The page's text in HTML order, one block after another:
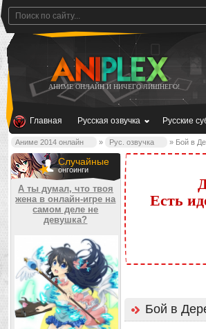
АНИМЕ ОНЛАЙН И НИЧЕГО ЛИШНЕГО!
Главная Русская озвучка Русские
Аниме 2014 онлайн » Рус. озвучка » Бой в
Случайные
онгоинги
А ты думал, что твоя
жена в онлайн-игре на
самом деле не
девушка?
Есть
Бой в